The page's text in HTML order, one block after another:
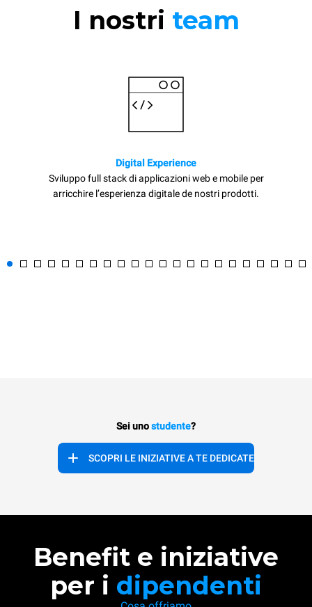
I nostri team
Digital Experience
Sviluppo full stack di applicazioni web e mobile per
arricchire l’esperienza digitale de nostri prodotti.
Sei unostudente?
SCOPRI LE INIZIATIVE A TE DEDICATE
Benefit e iniziative
per i dipendenti